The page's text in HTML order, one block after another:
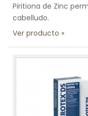
Piritiona de Zinc
cabelludo.
Ver producto